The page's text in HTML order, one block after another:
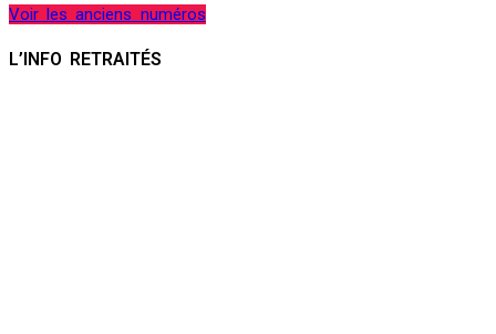
Voir les anciens numéros
L’INFO RETRAITÉS